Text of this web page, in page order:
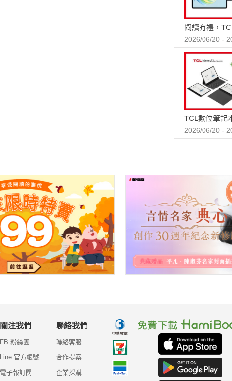
閱讀有禮，
2026/06/20 -
TCL數位筆記
2026/06/20 -
關注我們
FB 粉絲團
Line 官方帳號
電子報訂閱
聯絡我們
聯絡客服
合作提案
企業採購